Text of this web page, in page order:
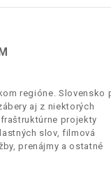
regióne. Slovensko
aj z niektorých
projekty
slov, filmová
prenájmy a ostatné